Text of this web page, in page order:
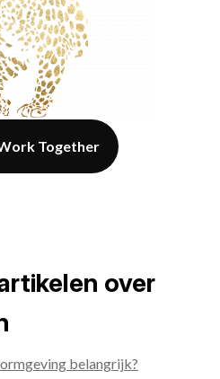
Together
over
belangrijk?